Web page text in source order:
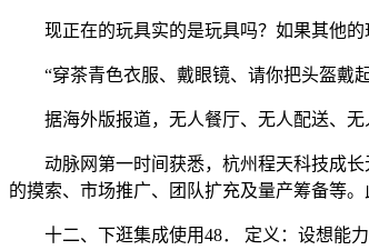
现正在的玩具实的是玩具吗？如果其他的
“穿茶青色衣服、戴眼镜、请你把头盔戴起
据海外版报道，无人餐厅、无人配送、无
动脉网第一时间获悉，杭州程天科技成长
的摸索、市场推广、团队扩充及量产筹备等
十二、下逛集成使用48． 定义：设想能力